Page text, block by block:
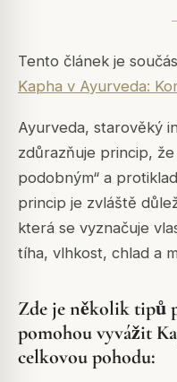
Tento článek je
Kapha v Ayurveda:
Ayurveda, starověký
zdůrazňuje princip,
podobným“ a
princip je zvláště
která se vyznačuje
tíha, vlhkost, chlad a
Zde je několik tipů
pomohou vyvážit
celkovou pohodu: